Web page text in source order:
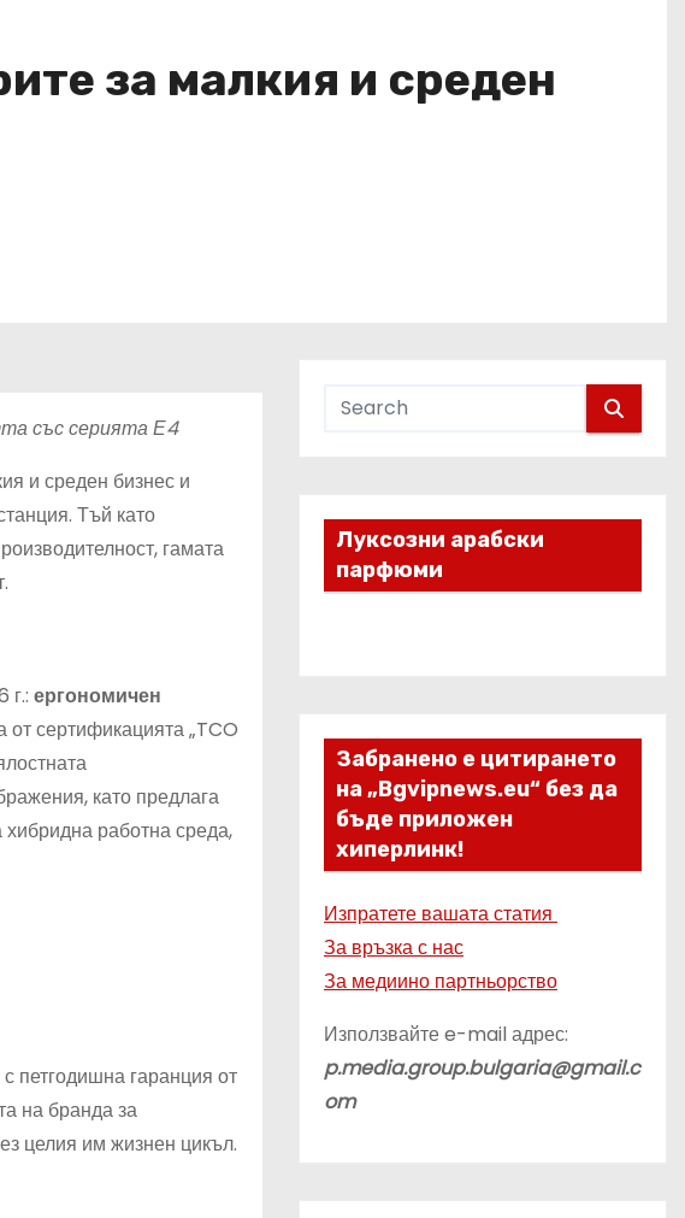
за малкия и среден
със серията Е4
и среден бизнес и
Тъй като
гамата
г.: ергономичен
от сертификацията „TCO
като предлага
работна среда,
петгодишна гаранция от
на бранда за
целия им жизнен цикъл.
Луксозни арабски
парфюми
Забранено е цитирането
на „Bgvipnews.eu“ без да
бъде приложен
хиперлинк!
Изпратете вашата статия
За връзка с нас
За медиино партньорство
Използвайте e-mail адрес:
p.media.group.bulgaria@gmail.c
om